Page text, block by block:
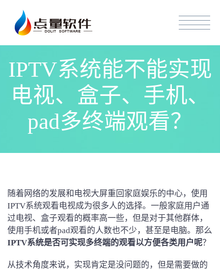
IPTV系统能不能实现
电视、盒子、手机、
pad多终端观看？
随着网络的发展和电视大屏重回家庭娱乐的中心，使用
IPTV系统观看电视成为很多人的选择。一般家庭用户通
过电视、盒子观看的概率高一些，但是对于其他群体，
使用手机或者pad观看的人数也不少，甚至是电脑。那么
IPTV系统是否可实现多终端的观看以方便各类用户呢？
从技术角度来说，实现肯定是没问题的，但是需要做的